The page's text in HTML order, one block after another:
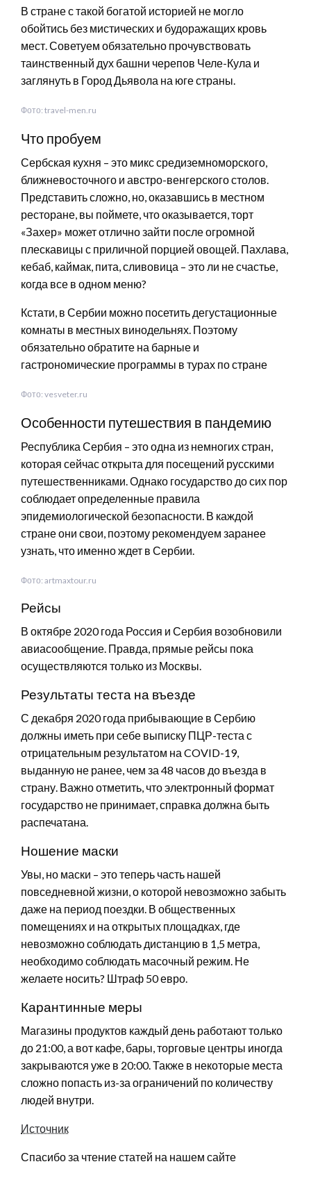
В стране с такой богатой историей не могло
обойтись без мистических и будоражащих кровь
мест. Советуем обязательно прочувствовать
таинственный дух башни черепов Челе-Кула и
заглянуть в Город Дьявола на юге страны.
Фото: travel-men.ru
Что пробуем
Сербская кухня – это микс средиземноморского,
ближневосточного и австро-венгерского столов.
Представить сложно, но, оказавшись в местном
ресторане, вы поймете, что оказывается, торт
«Захер» может отлично зайти после огромной
плескавицы с приличной порцией овощей. Пахлава,
кебаб, каймак, пита, сливовица – это ли не счастье,
когда все в одном меню?
Кстати, в Сербии можно посетить дегустационные
комнаты в местных винодельнях. Поэтому
обязательно обратите на барные и
гастрономические программы в турах по стране
Фото: vesveter.ru
Особенности путешествия в пандемию
Республика Сербия – это одна из немногих стран,
которая сейчас открыта для посещений русскими
путешественниками. Однако государство до сих пор
соблюдает определенные правила
эпидемиологической безопасности. В каждой
стране они свои, поэтому рекомендуем заранее
узнать, что именно ждет в Сербии.
Фото: artmaxtour.ru
Рейсы
В октябре 2020 года Россия и Сербия возобновили
авиасообщение. Правда, прямые рейсы пока
осуществляются только из Москвы.
Результаты теста на въезде
С декабря 2020 года прибывающие в Сербию
должны иметь при себе выписку ПЦР-теста с
отрицательным результатом на COVID-19,
выданную не ранее, чем за 48 часов до въезда в
страну. Важно отметить, что электронный формат
государство не принимает, справка должна быть
распечатана.
Ношение маски
Увы, но маски – это теперь часть нашей
повседневной жизни, о которой невозможно забыть
даже на период поездки. В общественных
помещениях и на открытых площадках, где
невозможно соблюдать дистанцию в 1,5 метра,
необходимо соблюдать масочный режим. Не
желаете носить? Штраф 50 евро.
Карантинные меры
Магазины продуктов каждый день работают только
до 21:00, а вот кафе, бары, торговые центры иногда
закрываются уже в 20:00. Также в некоторые места
сложно попасть из-за ограничений по количеству
людей внутри.
Источник
Спасибо за чтение статей на нашем сайте